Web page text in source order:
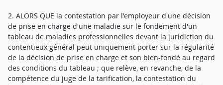
2. ALORS QUE la contestation par l'employeur d'une décision
de prise en charge d'une maladie sur le fondement d'un
tableau de maladies professionnelles devant la juridiction du
contentieux général peut uniquement porter sur la régularité
de la décision de prise en charge et son bien-fondé au regard
des conditions du tableau ; que relève, en revanche, de la
compétence du juge de la tarification, la contestation du